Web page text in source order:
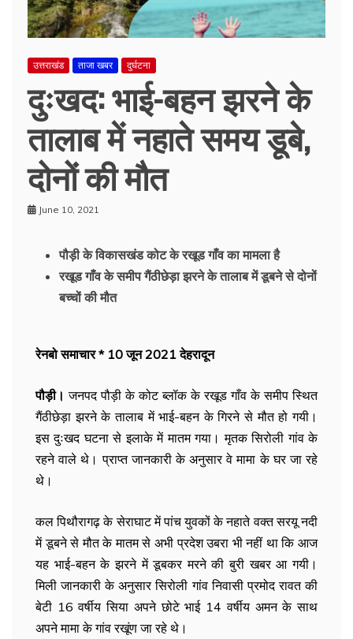
उत्तराखंड ताजा खबर दुर्घटना
दुःखद: भाई-बहन झरने के
तालाब में नहाते समय डूबे,
दोनों की मौत
June 10, 2021
पौड़ी के विकासखंड कोट के रखूड गाँव का मामला है
रखूड गाँव के समीप गैंठीछेड़ा झरने के तालाब में डूबने से दोनों
बच्चों की मौत
रेनबो समाचार * 10 जून 2021 देहरादून
पौड़ी।जनपद पौड़ी के कोट ब्लॉक के रखूड गाँव के समीप स्थित
गैंठीछेड़ा झरने के तालाब में भाई-बहन के गिरने से मौत हो गयी।
इस दुःखद घटना से इलाके में मातम गया। मृतक सिरोली गांव के
रहने वाले थे। प्राप्त जानकारी के अनुसार वे मामा के घर जा रहे
थे।
कल पिथौरागढ़ के सेराघाट में पांच युवकों के नहाते वक्त सरयू नदी
में डूबने से मौत के मातम से अभी प्रदेश उबरा भी नहीं था कि आज
यह भाई-बहन के झरने में डूबकर मरने की बुरी खबर आ गयी।
मिली जानकारी के अनुसार सिरोली गांव निवासी प्रमोद रावत की
बेटी 16 वर्षीय सिया अपने छोटे भाई 14 वर्षीय अमन के साथ
अपने मामा के गांव रखूंण जा रहे थे।